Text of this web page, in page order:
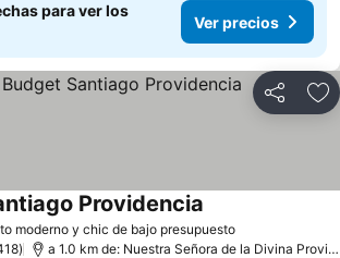
para ver los
Ver precios
Compartir
moderno y chic de bajo presupuesto
Providencia
a 1.0 km de: Nuestra Señora de la Divina Providencia